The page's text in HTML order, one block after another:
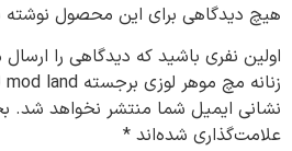
هیچ دیدگاهی برای این محصول
اولین نفری باشید که دیدگاهی را
زنانه مچ موهر لوزی برجسته mod land لادن (۱۰ جفتی)”
نشانی ایمیل شما منتشر نخواهد شد.
علامت‌گذاری شده‌اند *